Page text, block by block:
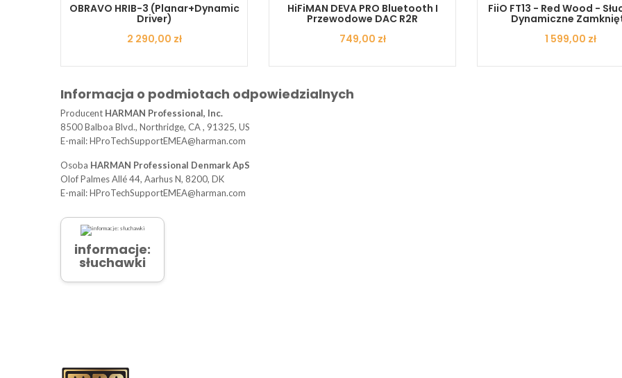
OBRAVO HRIB-3 (Planar+Dynamic
Driver)
Cena
2 290,00 zł
HiFiMAN DEVA PRO Bluetooth I
Przewodowe DAC R2R
Cena
749,00 zł
FiiO FT13 - Red Wood -
Dynamiczne
Cena
1 599,00 zł
Informacja o podmiotach odpowiedzialnych
Producent HARMAN Professional, Inc.
8500 Balboa Blvd., Northridge, CA , 91325, US
E-mail: HProTechSupportEMEA@harman.com
Osoba HARMAN Professional Denmark ApS
Olof Palmes Allé 44, Aarhus N, 8200, DK
E-mail: HProTechSupportEMEA@harman.com
informacje:
słuchawki